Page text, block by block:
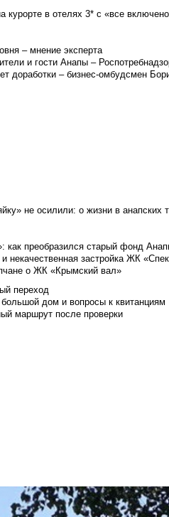
курорте в отелях 3* с «все
– мнение эксперта
и гости Анапы –
доработки – бизнес-омбудсмен
не осилили: о жизни в анапских
преобразился старый фонд
некачественная застройка ЖК
о ЖК «Крымский вал»
переход
дом и вопросы к квитанциям
маршрут после проверки